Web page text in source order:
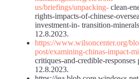
us/briefings/unpacking- clean-
rights-impacts-of-chinese-
investment-in- transition-
12.8.2023.
https://www.wilsoncenter.org/
post/examining-chinas-impact-
critiques-and-credible-responses
12.8.2023.